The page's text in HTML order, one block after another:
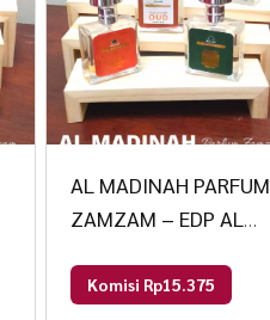
AL MADINAH PARFUM
ZAMZAM – EDP AL
50ml Kiswah
Komisi Rp15.375